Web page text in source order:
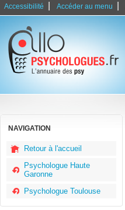
Accessibilité Accéder au menu
NAVIGATION
Retour à l'accueil
Psychologue Haute
Garonne
Psychologue Toulouse